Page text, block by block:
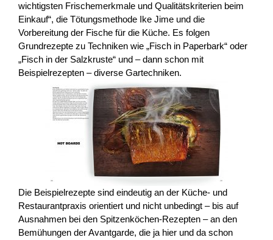
wichtigsten Frischemerkmale und Qualitätskriterien beim
Einkauf“, die Tötungsmethode Ike Jime und die
Vorbereitung der Fische für die Küche. Es folgen
Grundrezepte zu Techniken wie „Fisch in Paperbark“ oder
„Fisch in der Salzkruste“ und – dann schon mit
Beispielrezepten – diverse Gartechniken.
Die Beispielrezepte sind eindeutig an der Küche- und
Restaurantpraxis orientiert und nicht unbedingt – bis auf
Ausnahmen bei den Spitzenköchen-Rezepten – an den
Bemühungen der Avantgarde, die ja hier und da schon